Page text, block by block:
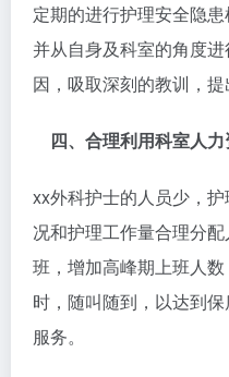
定期的进行护理安全隐
并从自身及科室的角度
因，吸取深刻的教训，提
四、合理利用科室人力
xx外科护士的人员少，
况和护理工作量合理分
班，增加高峰期上班人
时，随叫随到，以达到
服务。